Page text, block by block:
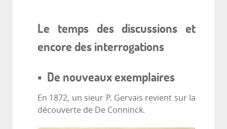
Le temps des discussions et
encore des interrogations
▪ De nouveaux exemplaires
En 1872, un sieur P. Gervais revient sur la
découverte de De Conninck.